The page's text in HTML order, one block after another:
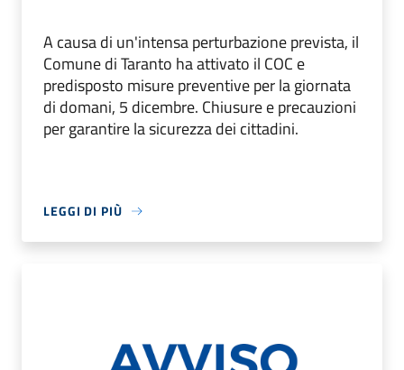
A causa di un'intensa perturbazione prevista, il
Comune di Taranto ha attivato il COC e
predisposto misure preventive per la giornata
di domani, 5 dicembre. Chiusure e precauzioni
per garantire la sicurezza dei cittadini.
LEGGI DI PIÙ